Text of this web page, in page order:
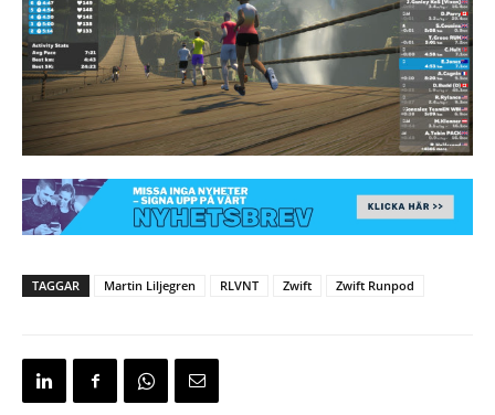
TAGGAR Martin Liljegren RLVNT Zwift Zwift Runpod